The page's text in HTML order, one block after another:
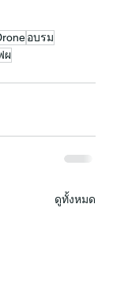
อบรม
ผ
ดูทั้งหมด